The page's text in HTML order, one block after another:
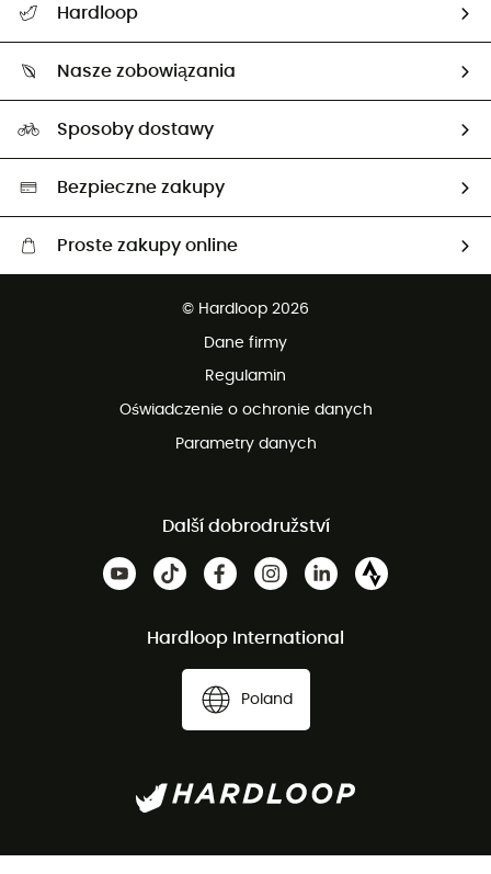
Zwrot artykułów i zwrot środków
Hardloop
Ambasadorzy
Nasze zobowiązania
Wybrane produkty eko
Sposoby dostawy
Bezpieczne zakupy
Proste zakupy online
© Hardloop 2026
Dane firmy
Regulamin
Oświadczenie o ochronie danych
Parametry danych
Další dobrodružství
Hardloop International
Poland